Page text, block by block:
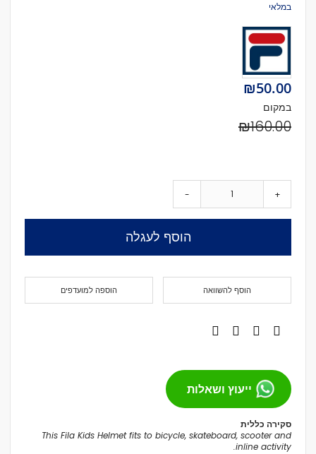
במלאי
Special
Price
₪50.00
במקום
₪160.00
- +
הוסף לעגלה
הוספה למועדפים הוסף להשוואה
ייעוץ ושאלות
סקירה כללית
This Fila Kids Helmet fits to bicycle, skateboard, scooter and
inline activity.